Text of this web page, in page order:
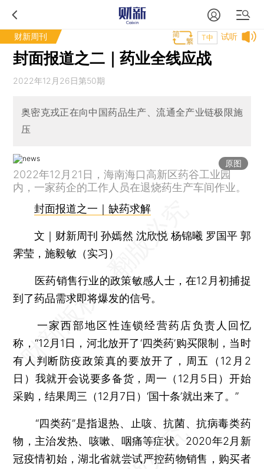
财新周刊 试听
T中
封面报道之二｜药业全线应战
2022年12月26日第50期
奥密克戎正在向中国药品生产、流通全产业链极限施
压
原图
2022年12月21日，海南海口高新区药谷工业园
内，一家药企的工作人员在退烧药生产车间作业。
封面报道之一｜缺药求解
文｜财新周刊 孙嫣然 沈欣悦 杨锦曦 罗国平 郭
霁莹，施毅敏（实习）
医药销售行业的政策敏感人士，在12月初捕捉
到了药品需求即将爆发的信号。
一家西部地区性连锁经营药店负责人回忆
称，“12月1日，河北放开了‘四类药’购买限制，当时
有人判断防疫政策真的要放开了，周五（12月2
日）我就开会说要多备货，周一（12月5日）开始
采购，结果周三（12月7日）‘国十条’就出来了。”
“四类药”是指退热、止咳、抗菌、抗病毒类药
物，主治发热、咳嗽、咽痛等症状。2020年2月新
冠疫情初始，湖北省就尝试严控药物销售，购买者